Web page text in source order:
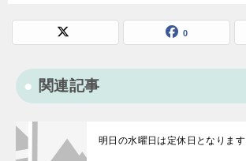
0
関連記事
明日の水曜日は定休日となります